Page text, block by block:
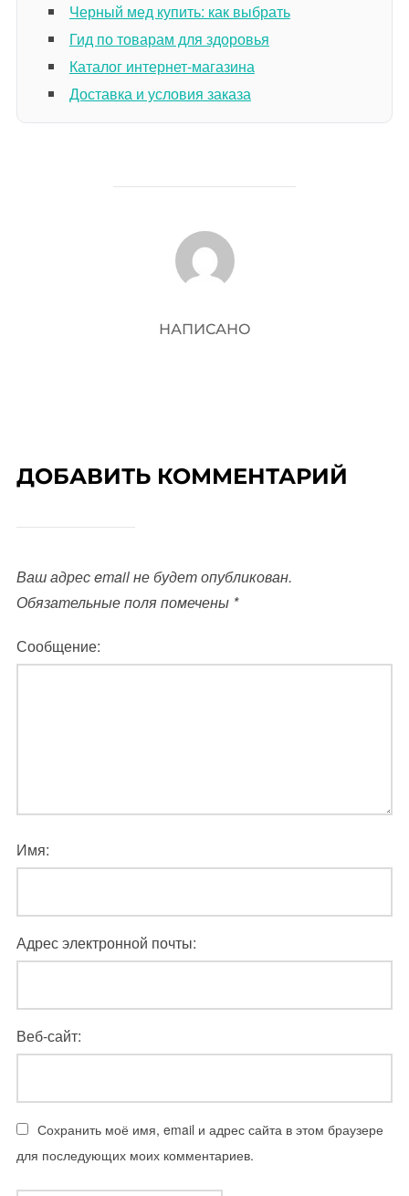
Черный мед купить: как выбрать
Гид по товарам для здоровья
Каталог интернет-магазина
Доставка и условия заказа
АВТОР ЗАПИСИ
НАПИСАНО
ДОБАВИТЬ КОММЕНТАРИЙ
Ваш адрес email не будет опубликован.
Обязательные поля помечены *
Сообщение:
Имя:
Адрес электронной почты:
Веб-сайт:
Сохранить моё имя, email и адрес сайта в этом браузере
для последующих моих комментариев.